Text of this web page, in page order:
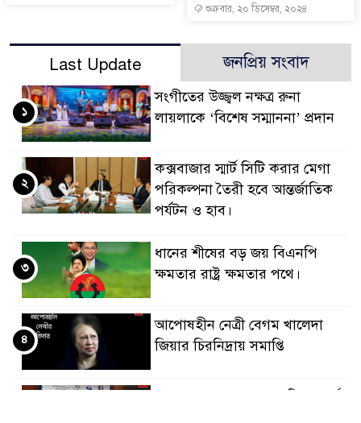
শুক্রবার, ২০ ডিসেম্বর, ২০২৪
Last Update জনপ্রিয় সংবাদ
সংগীতের উজ্জ্বল নক্ষত্র রুনা
লায়লাকে ‘বিশেষ সম্মাননা’ প্রদান
১
কক্সবাজার স্মার্ট সিটি করার মেগা
পরিকল্পনা তৈরী হবে আন্তর্জাতিক
পর্যটন ও হাব।
২
ধানের শীষের বড় জয় বিএনপি
ক্ষমতার রাষ্ট্র ক্ষমতার পথে।
৩
আপোষহীন নেত্রী বেগম খালেদা
জিয়ার চিরনিদ্রায় সমাপ্তি
৪